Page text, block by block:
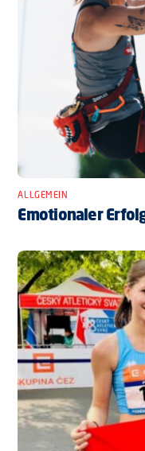
ALLGEMEIN
Emotionaler